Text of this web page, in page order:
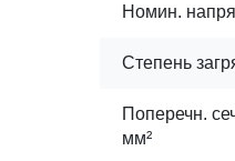
Номин.
Степень
Поперечн.
мм²